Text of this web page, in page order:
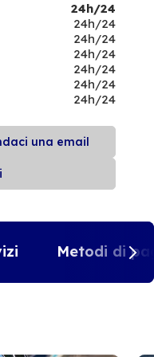
24h/24
24h/24
24h/24
24h/24
24h/24
24h/24
24h/24
una email
Metodi di